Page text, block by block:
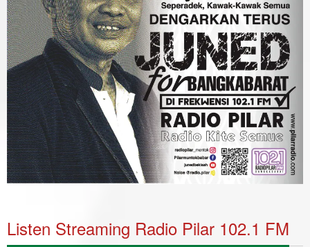
Listen Streaming Radio Pilar 102.1 FM